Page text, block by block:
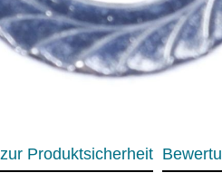
Produktsicherheit